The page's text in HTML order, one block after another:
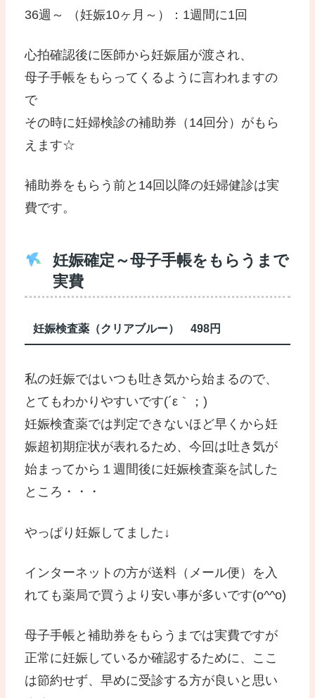
36週～ （妊娠10ヶ月～）：1週間に1回
心拍確認後に医師から妊娠届が渡され、
母子手帳をもらってくるように言われますの
で
その時に妊婦検診の補助券（14回分）がもら
えます☆
補助券をもらう前と14回以降の妊婦健診は実
費です。
妊娠確定～母子手帳をもらうまで
実費
妊娠検査薬（クリアブルー） 498円
私の妊娠ではいつも吐き気から始まるので、
とてもわかりやすいです(´ε｀；)
妊娠検査薬では判定できないほど早くから妊
娠超初期症状が表れるため、今回は吐き気が
始まってから１週間後に妊娠検査薬を試した
ところ・・・
やっぱり妊娠してました↓
インターネットの方が送料（メール便）を入
れても薬局で買うより安い事が多いです(o^^o)
母子手帳と補助券をもらうまでは実費ですが
正常に妊娠しているか確認するために、ここ
は節約せず、早めに受診する方が良いと思い